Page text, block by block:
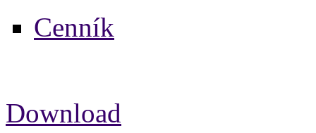
Cenník
Download